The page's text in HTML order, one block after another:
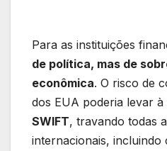
Para as instituições
de política, mas de
econômica. O risco de
dos EUA poderia levar à
SWIFT, travando todas
internacionais, incluindo